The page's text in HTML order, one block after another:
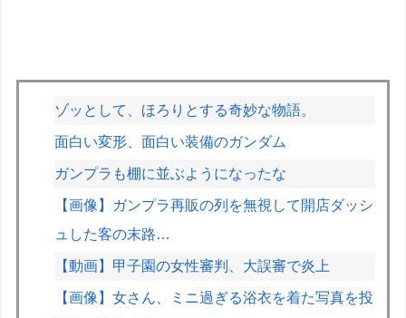
ゾッとして、ほろりとする奇妙な物語。
面白い変形、面白い装備のガンダム
ガンプラも棚に並ぶようになったな
【画像】ガンプラ再販の列を無視して開店ダッシ
ュした客の末路…
【動画】甲子園の女性審判、大誤審で炎上
【画像】女さん、ミニ過ぎる浴衣を着た写真を投